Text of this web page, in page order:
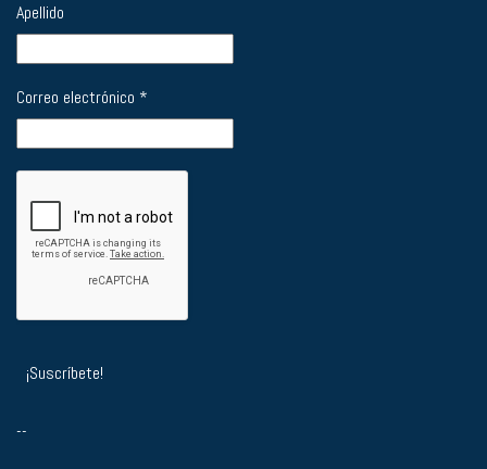
Apellido
Correo electrónico *
--